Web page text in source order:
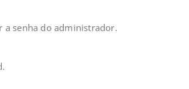
a senha do administrador.